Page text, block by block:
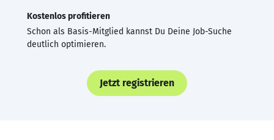
Kostenlos profitieren
Schon als Basis-Mitglied kannst Du Deine Job-Suche
deutlich optimieren.
Jetzt registrieren